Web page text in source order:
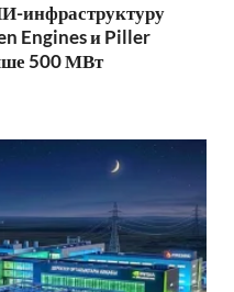
инфраструктуру
Engines и Piller
500 МВт